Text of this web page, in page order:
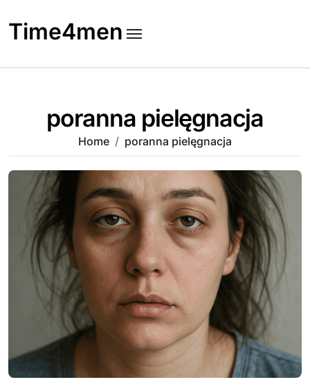
to
content
Time4men
poranna pielęgnacja
Home poranna pielęgnacja